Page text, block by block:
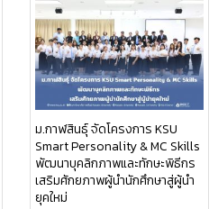
ม.กาฬสินธุ์ จัดโครงการ KSU
Smart Personality & MC Skills
พัฒนาบุคลิกภาพและทักษะพิธีกร
เสริมศักยภาพผู้นำนักศึกษาสู่ผู้นำ
ยุคใหม่